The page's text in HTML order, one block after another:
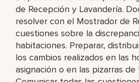
de Recepción y Lavandería.
resolver con el Mostrador de
cuestiones sobre la
habitaciones. Preparar,
los cambios realizados en las
asignación o en las pizarras de